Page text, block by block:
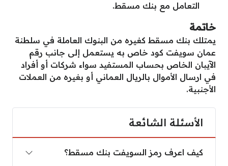
التعامل مع بنك مسقط.
خاتمة
يمتلك بنك مسقط كغيره من البنوك العاملة في سلطنة
عمان سويفت كود خاص به يستعمل إلى جانب رقم
الآيبان الخاص بحساب المستفيد سواء شركات أو أفراد
في ارسال الأموال بالريال العماني أو بغيره من العملات
الأجنبية.
الأسئلة الشائعة
كيف اعرف رمز السويفت بنك مسقط؟